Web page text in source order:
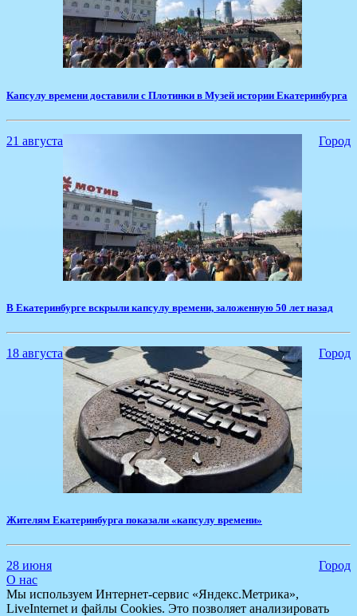
Капсулу времени доставили с Плотинки в Музей истории Екатеринбурга
21 августа Город
​В Екатеринбурге вскрыли капсулу времени, заложенную 50 лет назад
18 августа Город
​Жителям Екатеринбурга показали «капсулу времени»
28 июня
Город
О нас
Мы используем Интернет-сервис «Яндекс.Метрика»,
LiveInternet и файлы Cookies. Это позволяет анализировать